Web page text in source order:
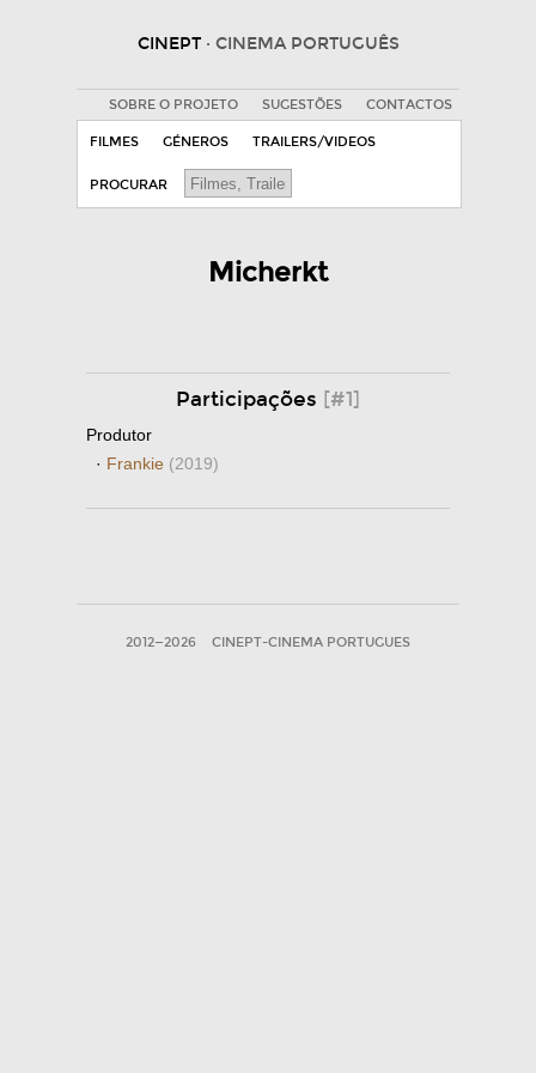
CINEPT · CINEMA PORTUGUÊS
SOBRE O PROJETO SUGESTÕES CONTACTOS
FILMES GÉNEROS TRAILERS/VIDEOS
PROCURAR
Micherkt
Participações [#1]
Produtor
· Frankie (2019)
2012—2026 CINEPT-CINEMA PORTUGUES